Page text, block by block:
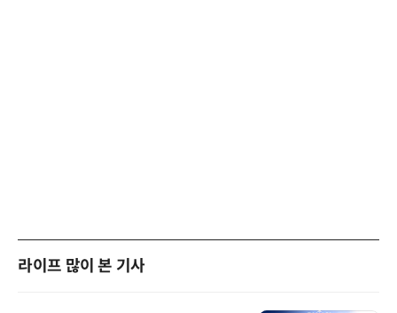
라이프 많이 본 기사